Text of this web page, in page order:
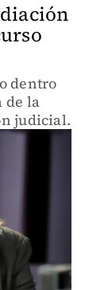
dentro
de la
judicial.